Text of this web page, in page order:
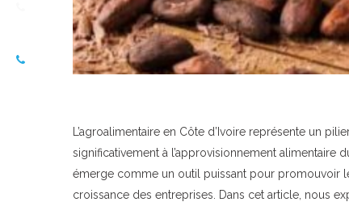
L’agroalimentaire en Côte d’Ivoire représente un
significativement à l’approvisionnement alimentaire
émerge comme un outil puissant pour promouvoir
croissance des entreprises. Dans cet article, nous